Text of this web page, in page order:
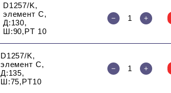
D1257/K,
элемент C,
Д:130,
Ш:90,PT 10
D1257/K,
элемент C,
Д:135,
Ш:75,PT10